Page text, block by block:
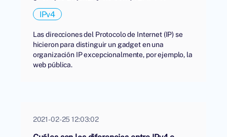
IPv4
Las direcciones del Protocolo de Internet (IP) se
hicieron para distinguir un gadget en una
organización IP excepcionalmente, por ejemplo, la
web pública.
2021-02-25 12:03:02